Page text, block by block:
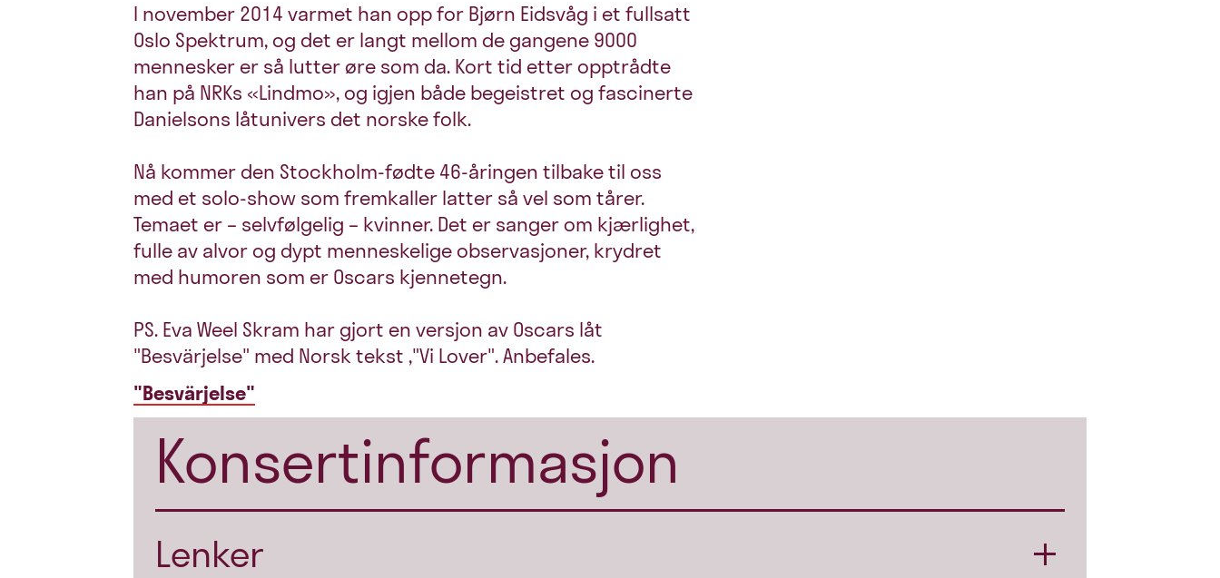
I november 2014 varmet han opp for Bjørn Eidsvåg i et fullsatt
Oslo Spektrum, og det er langt mellom de gangene 9000
mennesker er så lutter øre som da. Kort tid etter opptrådte
han på NRKs «Lindmo», og igjen både begeistret og fascinerte
Danielsons låtunivers det norske folk.
Nå kommer den Stockholm-fødte 46-åringen tilbake til oss
med et solo-show som fremkaller latter så vel som tårer.
Temaet er – selvfølgelig – kvinner. Det er sanger om kjærlighet,
fulle av alvor og dypt menneskelige observasjoner, krydret
med humoren som er Oscars kjennetegn.
PS. Eva Weel Skram har gjort en versjon av Oscars låt
"Besvärjelse" med Norsk tekst ,"Vi Lover". Anbefales.
"Besvärjelse"
Konsertinformasjon
Lenker